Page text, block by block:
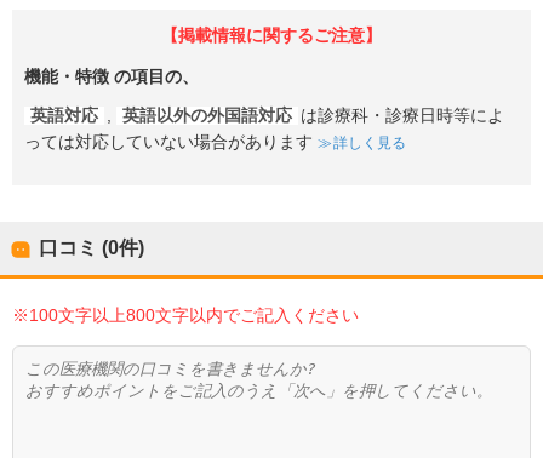
【掲載情報に関するご注意】
機能・特徴 の項目の、
英語対応 , 英語以外の外国語対応 は診療科・診療日時等によ
っては対応していない場合があります
詳しく見る
口コミ (0件)
※100文字以上800文字以内でご記入ください